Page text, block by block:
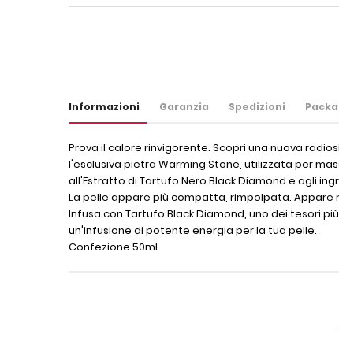
Informazioni Garanzia Spedizioni
Prova il calore rinvigorente. Scopri una nuova
l'esclusiva pietra Warming Stone, utilizzata per
all'Estratto di Tartufo Nero Black Diamond e agli
La pelle appare più compatta, rimpolpata.
Infusa con Tartufo Black Diamond, uno dei tesori
un'infusione di potente energia per la tua pelle.
Confezione 50ml